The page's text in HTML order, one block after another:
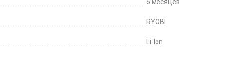
6 месяцев
RYOBI
Li-Ion